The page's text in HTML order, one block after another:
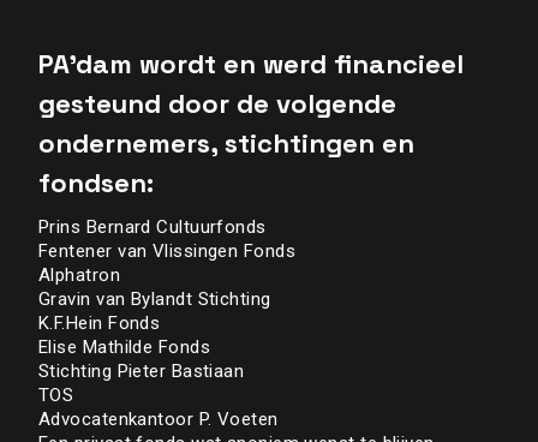
PA’dam wordt en werd financieel
gesteund door de volgende
ondernemers, stichtingen en
fondsen:
Prins Bernard Cultuurfonds
Fentener van Vlissingen Fonds
Alphatron
Gravin van Bylandt Stichting
K.F.Hein Fonds
Elise Mathilde Fonds
Stichting Pieter Bastiaan
TOS
Advocatenkantoor P. Voeten